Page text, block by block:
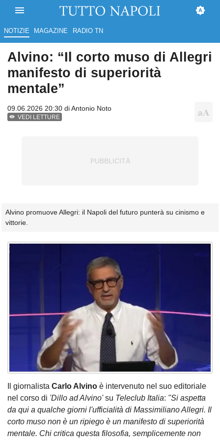
NOTIZIE MAGAZINE RADIO TN
Alvino: “Il corto muso di Allegri
manifesto di superiorità
mentale”
09.06.2026 20:30 diAntonio Noto
VEDI LETTURE
Alvino promuove Allegri: il Napoli del futuro punterà su cinismo e
vittorie.
Il giornalista Carlo Alvino è intervenuto nel suo editoriale
nel corso di 'Dillo ad Alvino'su Teleclub Italia: "Si aspetta
da qui a qualche giorni l'ufficialità di Massimiliano Allegri. Il
corto muso non è un ripiego è un manifesto di superiorità
mentale. Chi critica questa filosofia, semplicemente non